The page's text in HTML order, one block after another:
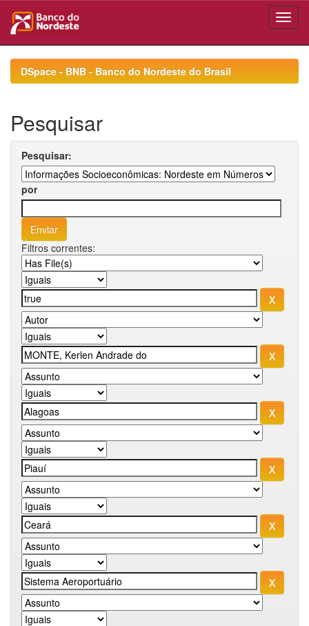
navigationDSpace - BNB - Banco do Nordeste do Brasil
Pesquisar
Pesquisar:
por
Filtros correntes: